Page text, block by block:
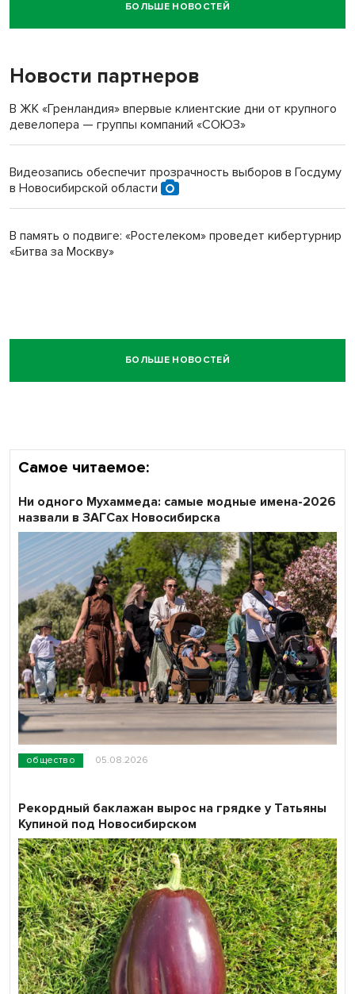
Новосибирский суд наказал водителя за смерть
пенсионерки на вокзале
БОЛЬШЕ НОВОСТЕЙ
Новости партнеров
В ЖК «Гренландия» впервые клиентские дни от крупного
девелопера — группы компаний «СОЮЗ»
Видеозапись обеспечит прозрачность выборов в Госдуму
в Новосибирской области
В память о подвиге: «Ростелеком» проведет кибертурнир
«Битва за Москву»
БОЛЬШЕ НОВОСТЕЙ
Самое читаемое:
общество 05.08.2026
Ни одного Мухаммеда: самые модные имена-2026
назвали в ЗАГСах Новосибирска
Рекордный баклажан вырос на грядке у Татьяны
Купиной под Новосибирском